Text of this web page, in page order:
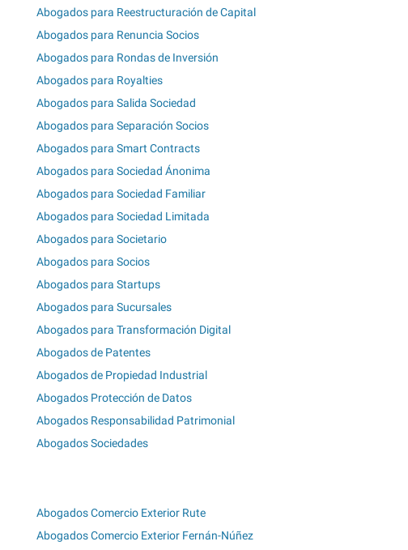
Abogados para Reestructuración de Capital
Abogados para Renuncia Socios
Abogados para Rondas de Inversión
Abogados para Royalties
Abogados para Salida Sociedad
Abogados para Separación Socios
Abogados para Smart Contracts
Abogados para Sociedad Ánonima
Abogados para Sociedad Familiar
Abogados para Sociedad Limitada
Abogados para Societario
Abogados para Socios
Abogados para Startups
Abogados para Sucursales
Abogados para Transformación Digital
Abogados de Patentes
Abogados de Propiedad Industrial
Abogados Protección de Datos
Abogados Responsabilidad Patrimonial
Abogados Sociedades
Abogados Comercio Exterior Rute
Abogados Comercio Exterior Fernán-Núñez